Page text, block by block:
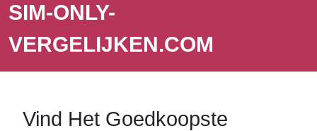
SIM-ONLY-
VERGELIJKEN.COM
Vind Het Goedkoopste